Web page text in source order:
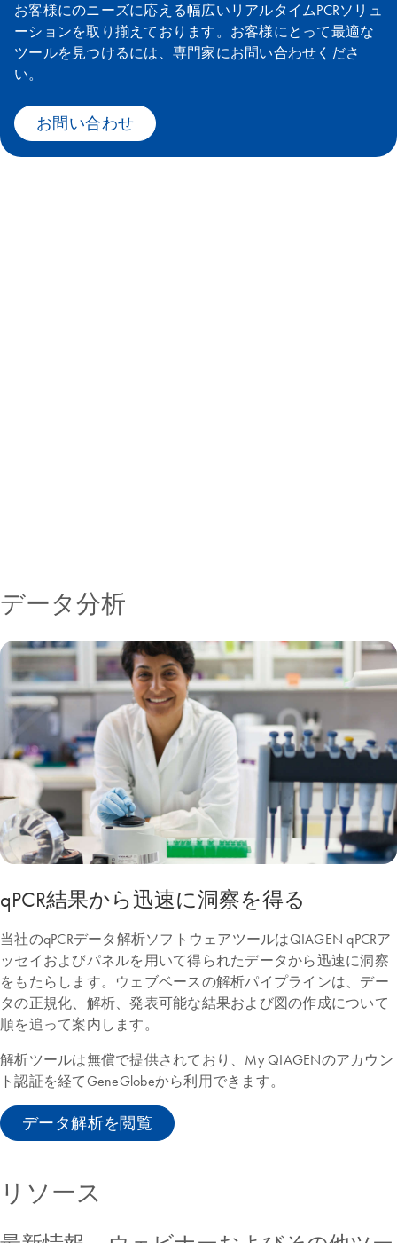
お客様にのニーズに応える幅広いリアルタイムPCRソリュ
ーションを取り揃えております。お客様にとって最適な
ツールを見つけるには、専門家にお問い合わせくださ
い。
お問い合わせ
データ分析
qPCR結果から迅速に洞察を得る
当社のqPCRデータ解析ソフトウェアツールはQIAGEN qPCRア
ッセイおよびパネルを用いて得られたデータから迅速に洞察
をもたらします。ウェブベースの解析パイプラインは、デー
タの正規化、解析、発表可能な結果および図の作成について
順を追って案内します。
解析ツールは無償で提供されており、My QIAGENのアカウン
ト認証を経てGeneGlobeから利用できます。
データ解析を閲覧
リソース